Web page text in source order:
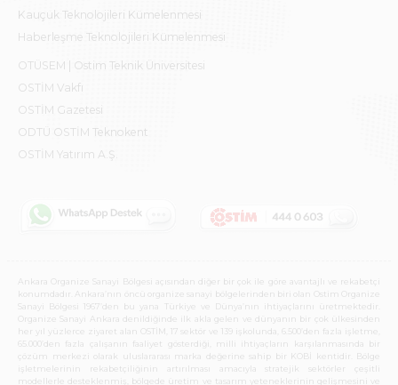
Kauçuk Teknolojileri Kümelenmesi
Haberleşme Teknolojileri Kümelenmesi
OTÜSEM | Ostim Teknik Üniversitesi
OSTİM Vakfı
OSTİM Gazetesi
ODTÜ OSTİM Teknokent
OSTİM Yatırım A.Ş.
Ankara Organize Sanayi Bölgesi açısından diğer bir çok ile göre avantajlı ve rekabetçi
konumdadır. Ankara’nın öncü organize sanayi bölgelerinden biri olan Ostim Organize
Sanayi Bölgesi 1967’den bu yana Türkiye ve Dünya’nın ihtiyaçlarını üretmektedir.
Organize Sanayi Ankara denildiğinde ilk akla gelen ve dünyanın bir çok ülkesinden
her yıl yüzlerce ziyaret alan OSTİM, 17 sektör ve 139 işkolunda, 6.500’den fazla işletme,
65.000’den fazla çalışanın faaliyet gösterdiği, milli ihtiyaçların karşılanmasında bir
çözüm merkezi olarak uluslararası marka değerine sahip bir KOBİ kentidir. Bölge
işletmelerinin rekabetçiliğinin artırılması amacıyla stratejik sektörler çeşitli
modellerle desteklenmiş, bölgede üretim ve tasarım yeteneklerinin gelişmesini ve